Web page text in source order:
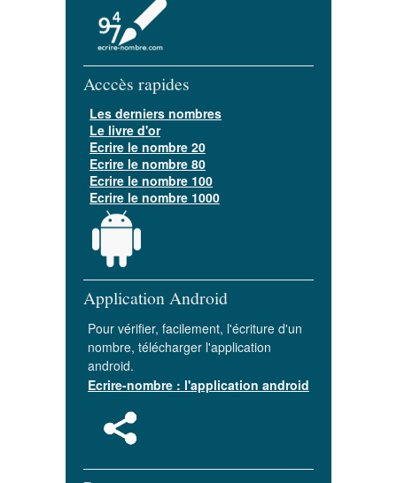
Acccès rapides
Les derniers nombres
Le livre d'or
Ecrire le nombre 20
Ecrire le nombre 80
Ecrire le nombre 100
Ecrire le nombre 1000
Application Android
Pour vérifier, facilement, l'écriture d'un
nombre, télécharger l'application
android.
Ecrire-nombre : l'application android